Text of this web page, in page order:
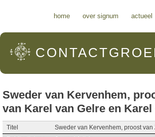
home over signum actueel
Sweder van Kervenhem,
van Karel van Gelre en Karel
Titel
Sweder van Kervenhem, proost